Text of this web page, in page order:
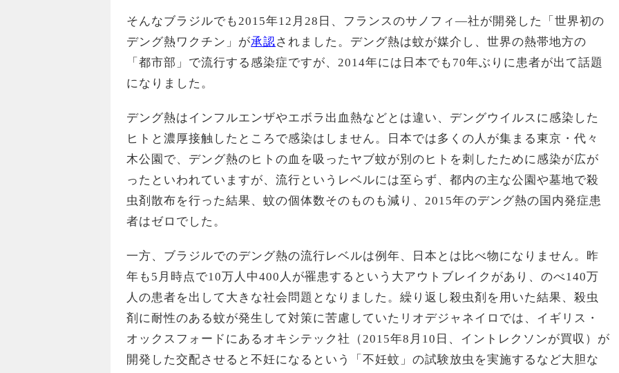
そんなブラジルでも2015年12月28日、フランスのサノフィ―社が開発した「世界初の
デング熱ワクチン」が承認されました。デング熱は蚊が媒介し、世界の熱帯地方の
「都市部」で流行する感染症ですが、2014年には日本でも70年ぶりに患者が出て話題
になりました。
デング熱はインフルエンザやエボラ出血熱などとは違い、デングウイルスに感染した
ヒトと濃厚接触したところで感染はしません。日本では多くの人が集まる東京・代々
木公園で、デング熱のヒトの血を吸ったヤブ蚊が別のヒトを刺したために感染が広が
ったといわれていますが、流行というレベルには至らず、都内の主な公園や墓地で殺
虫剤散布を行った結果、蚊の個体数そのものも減り、2015年のデング熱の国内発症患
者はゼロでした。
一方、ブラジルでのデング熱の流行レベルは例年、日本とは比べ物になりません。昨
年も5月時点で10万人中400人が罹患するという大アウトブレイクがあり、のべ140万
人の患者を出して大きな社会問題となりました。繰り返し殺虫剤を用いた結果、殺虫
剤に耐性のある蚊が発生して対策に苦慮していたリオデジャネイロでは、イギリス・
オックスフォードにあるオキシテック社（2015年8月10日、イントレクソンが買収）が
開発した交配させると不妊になるという「不妊蚊」の試験放虫を実施するなど大胆な